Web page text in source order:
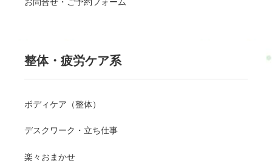
お問合せ・ご予約フォーム
整体・疲労ケア系
ボディケア（整体）
デスクワーク・立ち仕事
楽々おまかせ